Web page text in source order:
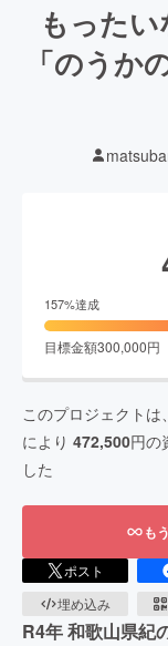
もった
「のうか
157%達成
目標金額300,000円
このプロジェクトは、
により 472,500円の
した
も
ポスト
埋め込み
R4年 和歌山県紀